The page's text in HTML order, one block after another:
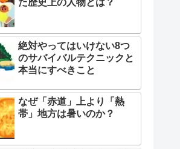
た歴史上の人物とは？
絶対やってはいけない8つ
のサバイバルテクニックと
本当にすべきこと
なぜ「赤道」上より「熱
帯」地方は暑いのか？